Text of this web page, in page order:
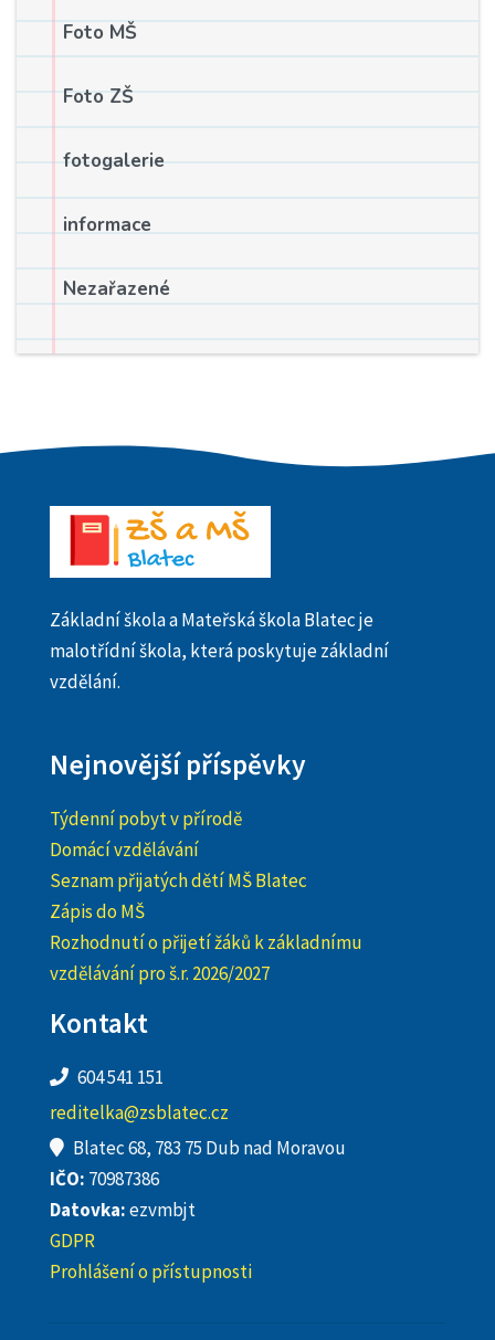
Foto MŠ
Foto ZŠ
fotogalerie
informace
Nezařazené
Základní škola a Mateřská škola Blatec je
malotřídní škola, která poskytuje základní
vzdělání.
Nejnovější příspěvky
Týdenní pobyt v přírodě
Domácí vzdělávání
Seznam přijatých dětí MŠ Blatec
Zápis do MŠ
Rozhodnutí o přijetí žáků k základnímu
vzdělávání pro š.r. 2026/2027
Kontakt
604 541 151
reditelka@zsblatec.cz
Blatec 68, 783 75 Dub nad Moravou
IČO: 70987386
Datovka:ezvmbjt
GDPR
Prohlášení o přístupnosti